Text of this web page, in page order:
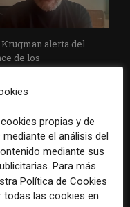
Krugman alerta del
de los
y las plataformas
propias y de
el análisis del
mediante sus
Para más
Política de Cookies
todas las cookies en